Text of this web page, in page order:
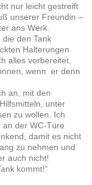
nur leicht gestreift
unserer Freundin –
ans Werk.
den Tank
Halterungen
alles vorbereitet,
wenn er denn
an, mit den
unter
zu wollen. Ich
an der WC-Türe
damit es nicht
zu nehmen und
auch nicht!
kommt!“